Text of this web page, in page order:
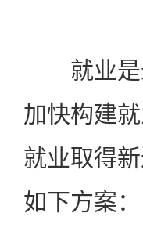
就业是
加快构建
就业取得
如下方案：